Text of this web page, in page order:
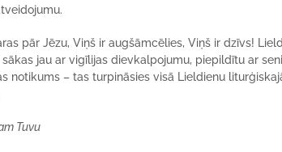
pār Jēzu, Viņš ir augšāmcēlies, Viņš ir dzīvs!
sākas jau ar vigīlijas dievkalpojumu, piepildītu ar
notikums – tas turpināsies visā Lieldienu
Tuvu